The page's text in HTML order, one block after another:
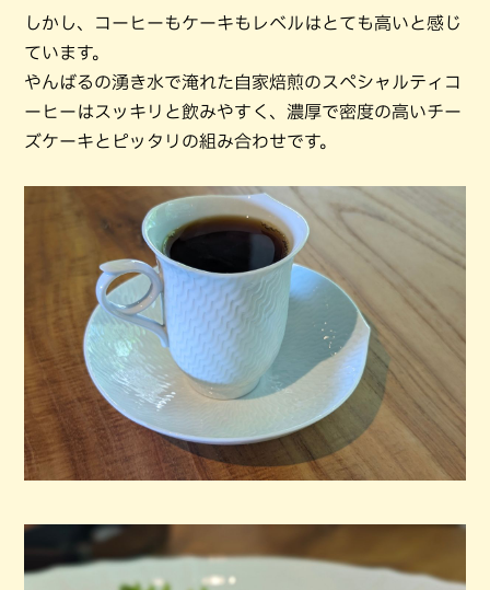
しかし、コーヒーもケーキもレベルはとても高いと感じ
ています。
やんばるの湧き水で淹れた自家焙煎のスペシャルティコ
ーヒーはスッキリと飲みやすく、濃厚で密度の高いチー
ズケーキとピッタリの組み合わせです。